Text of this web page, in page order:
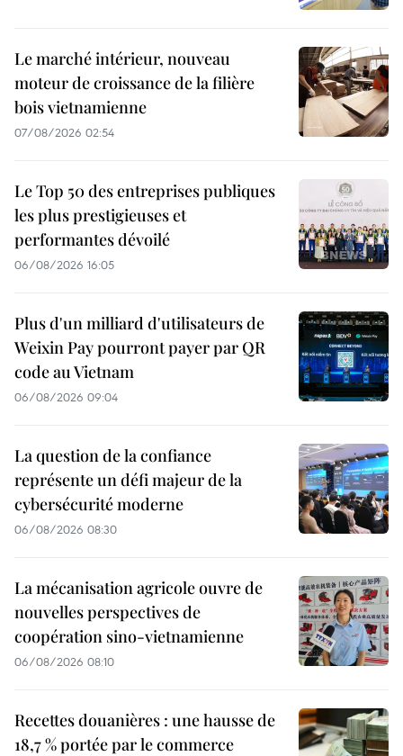
Le marché intérieur, nouveau
moteur de croissance de la filière
bois vietnamienne
07/08/2026 02:54
Le Top 50 des entreprises publiques
les plus prestigieuses et
performantes dévoilé
06/08/2026 16:05
Plus d'un milliard d'utilisateurs de
Weixin Pay pourront payer par QR
code au Vietnam
06/08/2026 09:04
La question de la confiance
représente un défi majeur de la
cybersécurité moderne
06/08/2026 08:30
La mécanisation agricole ouvre de
nouvelles perspectives de
coopération sino-vietnamienne
06/08/2026 08:10
Recettes douanières : une hausse de
18,7 % portée par le commerce